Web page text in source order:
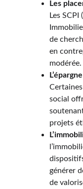
Les
Les
de
en
modérée.
social
projets
générer
de